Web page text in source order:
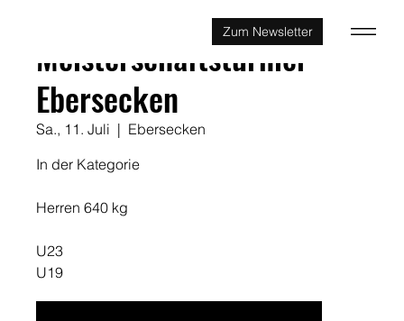
Zum Newsletter
Meisterschaftsturnier
Ebersecken
Sa., 11. Juli
  |
Ebersecken
In der Kategorie
Herren 640 kg
U23
U19